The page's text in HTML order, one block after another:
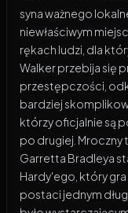
syna ważnego
niewłaściwym
rękach ludzi, dla
Walker przebija się
przestępczości,
bardziej
którzy oficjalnie są
po drugiej. Mroczny
Garretta Bradleya
Hardy'ego, który gra
postaci jednym